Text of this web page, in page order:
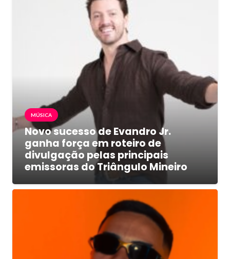
MÚSICA
Novo sucesso de Evandro Jr.
ganha força em roteiro de
divulgação pelas principais
emissoras do Triângulo Mineiro